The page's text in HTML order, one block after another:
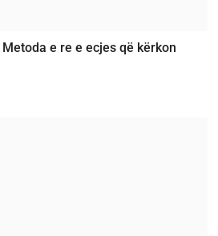
e re e ecjes që kërkon